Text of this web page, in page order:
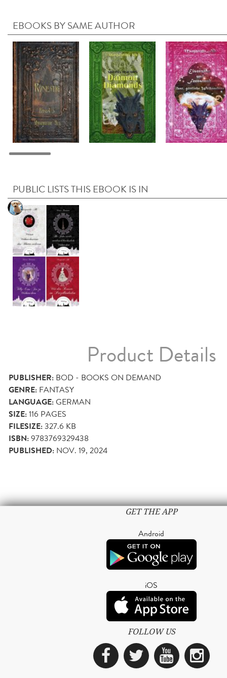
EBOOKS BY SAME AUTHOR
PUBLIC LISTS THIS EBOOK IS IN
Product Details
PUBLISHER: BOD - BOOKS ON DEMAND
GENRE: FANTASY
LANGUAGE:GERMAN
SIZE:116 PAGES
FILESIZE:327.6 KB
ISBN:9783769329438
PUBLISHED: NOV. 19, 2024
GET THE APP
Android
iOS
FOLLOW US
Facebook
Twitter